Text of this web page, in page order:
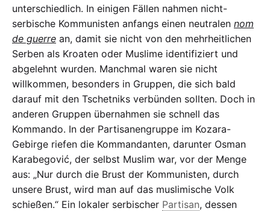
unterschiedlich. In einigen Fällen nahmen nicht-
serbische Kommunisten anfangs einen neutralen nom
de guerre an, damit sie nicht von den mehrheitlichen
Serben als Kroaten oder Muslime identifiziert und
abgelehnt wurden. Manchmal waren sie nicht
willkommen, besonders in Gruppen, die sich bald
darauf mit den Tschetniks verbünden sollten. Doch in
anderen Gruppen übernahmen sie schnell das
Kommando. In der Partisanengruppe im Kozara-
Gebirge riefen die Kommandanten, darunter Osman
Karabegović, der selbst Muslim war, vor der Menge
aus: „Nur durch die Brust der Kommunisten, durch
unsere Brust, wird man auf das muslimische Volk
schießen.“ Ein lokaler serbischer Partisan, dessen